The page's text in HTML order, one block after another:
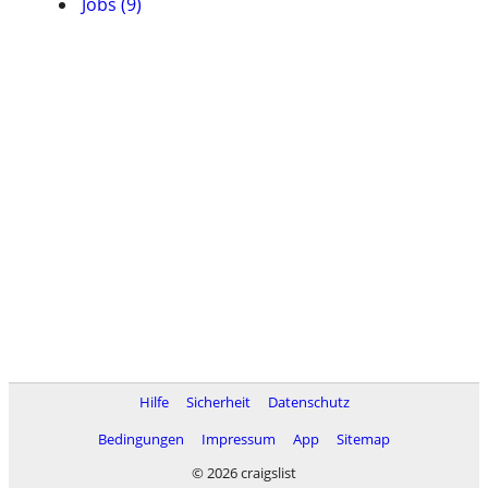
Hilfe Sicherheit
Datenschutz
Bedingungen
Impressum App
Sitemap
© 2026 craigslist